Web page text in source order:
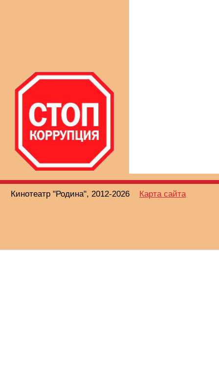
Кинотеатр "Родина", 2012-2026 Карта сайта